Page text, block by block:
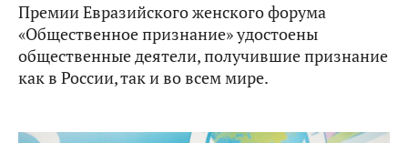
Премии Евразийского женского форума
«Общественное признание» удостоены
общественные деятели, получившие признание
как в России, так и во всем мире.